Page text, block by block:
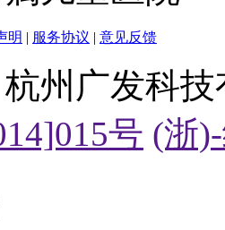
明 | 服务协议 | 意见反馈
州广发科
号 (浙